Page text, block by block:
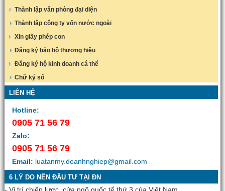
Thành lập văn phòng đại diện
Thành lập công ty vốn nước ngoài
Xin giấy phép con
Đăng ký bảo hộ thương hiệu
Đăng ký hộ kinh doanh cá thể
Chữ ký số
LIÊN HỆ
Hotline:
0905 71 56 79
Zalo:
0905 71 56 79
Email: luatanmy.doanhnghiep@gmail.com
6 LÝ DO NÊN ĐẦU TƯ TẠI ĐN